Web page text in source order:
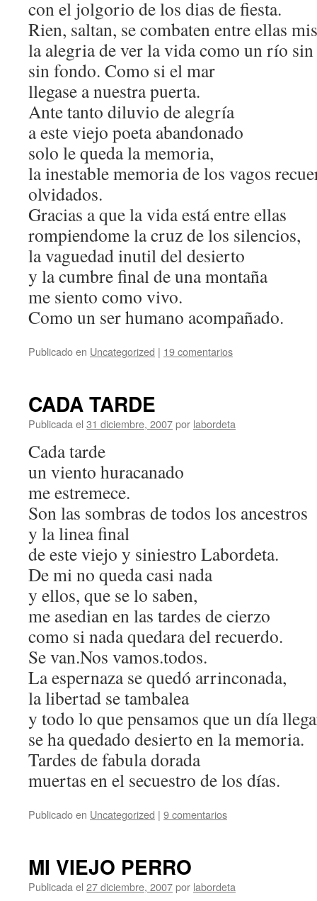
con el jolgorio de los dias de fiesta.
Rien, saltan, se combaten entre ellas
la alegria de ver la vida como un río
sin fondo. Como si el mar
llegase a nuestra puerta.
Ante tanto diluvio de alegría
a este viejo poeta abandonado
solo le queda la memoria,
la inestable memoria de los vagos
olvidados.
Gracias a que la vida está entre ellas
rompiendome la cruz de los silencios,
la vaguedad inutil del desierto
y la cumbre final de una montaña
me siento como vivo.
Como un ser humano acompañado.
Publicado en Uncategorized | 19 comentarios
CADA TARDE
Publicada el 31 diciembre, 2007por labordeta
Cada tarde
un viento huracanado
me estremece.
Son las sombras de todos los ancestros
y la linea final
de este viejo y siniestro Labordeta.
De mi no queda casi nada
y ellos, que se lo saben,
me asedian en las tardes de cierzo
como si nada quedara del recuerdo.
Se van.Nos vamos.todos.
La espernaza se quedó arrinconada,
la libertad se tambalea
y todo lo que pensamos que un día
se ha quedado desierto en la memoria.
Tardes de fabula dorada
muertas en el secuestro de los días.
Publicado en Uncategorized | 9 comentarios
MI VIEJO PERRO
Publicada el 27 diciembre, 2007por labordeta